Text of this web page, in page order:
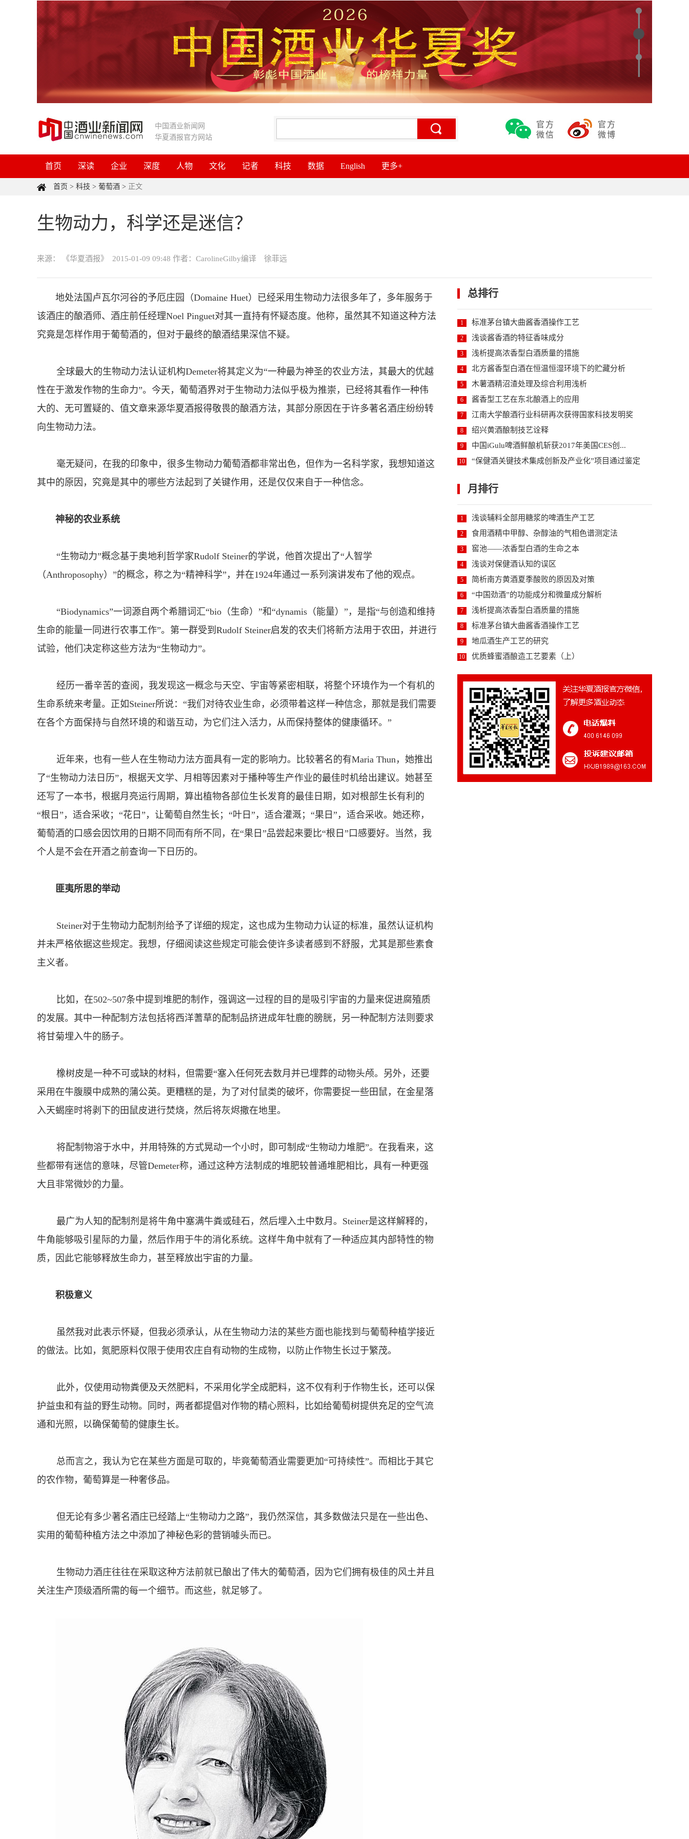
中国酒业新闻网
华夏酒报官方网站
官方
微信
官方
微博
首页 深读 企业 深度 人物 文化 记者 科技 数据 English 更多+
首页 > 科技 > 葡萄酒 > 正文
生物动力，科学还是迷信？
来源： 《华夏酒报》 2015-01-09 09:48 作者：CarolineGilby编译 徐菲远
地处法国卢瓦尔河谷的予厄庄园（Domaine Huet）已经采用生物动力法很多年了，多年服务于
该酒庄的酿酒师、酒庄前任经理Noel Pinguet对其一直持有怀疑态度。他称，虽然其不知道这种方法
究竟是怎样作用于葡萄酒的，但对于最终的酿酒结果深信不疑。
全球最大的生物动力法认证机构Demeter将其定义为“一种最为神圣的农业方法，其最大的优越
性在于激发作物的生命力”。今天，葡萄酒界对于生物动力法似乎极为推崇，已经将其看作一种伟
大的、无可置疑的、值文章来源华夏酒报得敬畏的酿酒方法，其部分原因在于许多著名酒庄纷纷转
向生物动力法。
毫无疑问，在我的印象中，很多生物动力葡萄酒都非常出色，但作为一名科学家，我想知道这
其中的原因，究竟是其中的哪些方法起到了关键作用，还是仅仅来自于一种信念。
神秘的农业系统
“生物动力”概念基于奥地利哲学家Rudolf Steiner的学说，他首次提出了“人智学
（Anthroposophy）”的概念，称之为“精神科学”，并在1924年通过一系列演讲发布了他的观点。
“Biodynamics”一词源自两个希腊词汇“bio（生命）”和“dynamis（能量）”，是指“与创造和维持
生命的能量一同进行农事工作”。第一群受到Rudolf Steiner启发的农夫们将新方法用于农田，并进行
试验，他们决定称这些方法为“生物动力”。
经历一番辛苦的查阅，我发现这一概念与天空、宇宙等紧密相联，将整个环境作为一个有机的
生命系统来考量。正如Steiner所说：“我们对待农业生命，必须带着这样一种信念，那就是我们需要
在各个方面保持与自然环境的和谐互动，为它们注入活力，从而保持整体的健康循环。”
近年来，也有一些人在生物动力法方面具有一定的影响力。比较著名的有Maria Thun，她推出
了“生物动力法日历”，根据天文学、月相等因素对于播种等生产作业的最佳时机给出建议。她甚至
还写了一本书，根据月亮运行周期，算出植物各部位生长发育的最佳日期，如对根部生长有利的
“根日”，适合采收；“花日”，让葡萄自然生长；“叶日”，适合灌溉；“果日”，适合采收。她还称，
葡萄酒的口感会因饮用的日期不同而有所不同，在“果日”品尝起来要比“根日”口感要好。当然，我
个人是不会在开酒之前查询一下日历的。
匪夷所思的举动
Steiner对于生物动力配制剂给予了详细的规定，这也成为生物动力认证的标准，虽然认证机构
并未严格依据这些规定。我想，仔细阅读这些规定可能会使许多读者感到不舒服，尤其是那些素食
主义者。
比如，在502~507条中提到堆肥的制作，强调这一过程的目的是吸引宇宙的力量来促进腐殖质
的发展。其中一种配制方法包括将西洋蓍草的配制品挤进成年牡鹿的膀胱，另一种配制方法则要求
将甘菊埋入牛的肠子。
橡树皮是一种不可或缺的材料，但需要“塞入任何死去数月并已埋葬的动物头颅。另外，还要
采用在牛腹膜中成熟的蒲公英。更糟糕的是，为了对付鼠类的破坏，你需要捉一些田鼠，在金星落
入天蝎座时将剥下的田鼠皮进行焚烧，然后将灰烬撒在地里。
将配制物溶于水中，并用特殊的方式晃动一个小时，即可制成“生物动力堆肥”。在我看来，这
些都带有迷信的意味，尽管Demeter称，通过这种方法制成的堆肥较普通堆肥相比，具有一种更强
大且非常微妙的力量。
最广为人知的配制剂是将牛角中塞满牛粪或硅石，然后埋入土中数月。Steiner是这样解释的，
牛角能够吸引星际的力量，然后作用于牛的消化系统。这样牛角中就有了一种适应其内部特性的物
质，因此它能够释放生命力，甚至释放出宇宙的力量。
积极意义
虽然我对此表示怀疑，但我必须承认，从在生物动力法的某些方面也能找到与葡萄种植学接近
的做法。比如，氮肥原料仅限于使用农庄自有动物的生成物，以防止作物生长过于繁茂。
此外，仅使用动物粪便及天然肥料，不采用化学全成肥料，这不仅有利于作物生长，还可以保
护益虫和有益的野生动物。同时，两者都提倡对作物的精心照料，比如给葡萄树提供充足的空气流
通和光照，以确保葡萄的健康生长。
总而言之，我认为它在某些方面是可取的，毕竟葡萄酒业需要更加“可持续性”。而相比于其它
的农作物，葡萄算是一种奢侈品。
但无论有多少著名酒庄已经踏上“生物动力之路”，我仍然深信，其多数做法只是在一些出色、
实用的葡萄种植方法之中添加了神秘色彩的营销噱头而已。
生物动力酒庄往往在采取这种方法前就已酿出了伟大的葡萄酒，因为它们拥有极佳的风土并且
关注生产顶级酒所需的每一个细节。而这些，就足够了。
总排行
1 标准茅台镇大曲酱香酒操作工艺
2 浅谈酱香酒的特征香味成分
3 浅析提高浓香型白酒质量的措施
4 北方酱香型白酒在恒温恒湿环境下的贮藏分析
5 木薯酒精沼渣处理及综合利用浅析
6 酱香型工艺在东北酿酒上的应用
7 江南大学酿酒行业科研再次获得国家科技发明奖
8 绍兴黄酒酿制技艺诠释
9 中国iGulu啤酒鲜酿机斩获2017年美国CES创...
10 “保健酒关键技术集成创新及产业化”项目通过鉴定
月排行
1 浅谈辅料全部用糖浆的啤酒生产工艺
2 食用酒精中甲醇、杂醇油的气相色谱测定法
3 窖池——浓香型白酒的生命之本
4 浅谈对保健酒认知的误区
5 简析南方黄酒夏季酸败的原因及对策
6 “中国劲酒”的功能成分和微量成分解析
7 浅析提高浓香型白酒质量的措施
8 标准茅台镇大曲酱香酒操作工艺
9 地瓜酒生产工艺的研究
10 优质蜂蜜酒酿造工艺要素（上）